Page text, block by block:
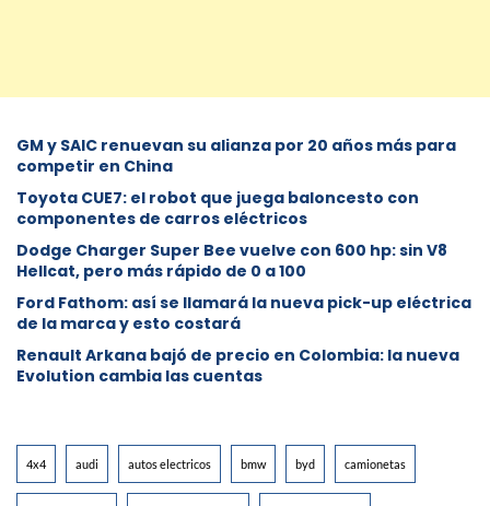
GM y SAIC renuevan su alianza por 20 años más para
competir en China
Toyota CUE7: el robot que juega baloncesto con
componentes de carros eléctricos
Dodge Charger Super Bee vuelve con 600 hp: sin V8
Hellcat, pero más rápido de 0 a 100
Ford Fathom: así se llamará la nueva pick-up eléctrica
de la marca y esto costará
Renault Arkana bajó de precio en Colombia: la nueva
Evolution cambia las cuentas
4x4 audi autos electricos bmw byd camionetas